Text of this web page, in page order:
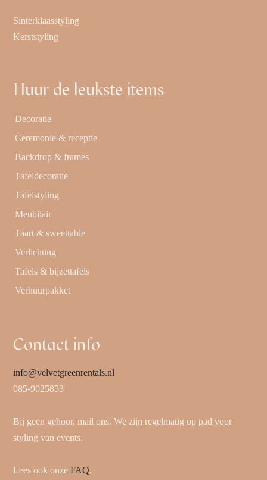
Sinterklaasstyling
Kerststyling
Huur de leukste items
Decoratie
Ceremonie & receptie
Backdrop & frames
Tafeldecoratie
Tafelstyling
Meubilair
Taart & sweettable
Verlichting
Tafels & bijzettafels
Verhuurpakket
Contact info
info@velvetgreenrentals.nl
085-9025853
Bij geen gehoor, mail ons. We zijn regelmatig op pad voor
styling van events.
Lees ook onzeFAQ.